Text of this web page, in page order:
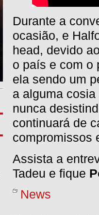
Durante a
ocasião, e
head, devido
o país e com o
ela sendo um
a alguma
nunca
continuará de
compromissos
Assista a
Tadeu e fique
News